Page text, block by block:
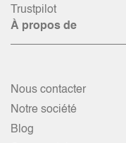
Trustpilot
À propos de
Nous contacter
Notre société
Blog